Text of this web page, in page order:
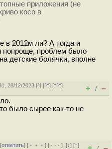
приложения (не
косо в
в 2012м ли? А тогда и
попроще, проблем было
детские болячки, вполне
28/12/2023 [^] [^^] [^^^]
+ / –
было сырее как-то не
ответить] [ ﹢﹢﹢] [ · · ·][↓] [↑]